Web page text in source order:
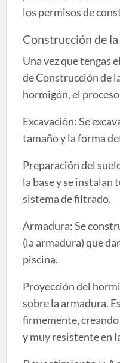
los permisos de
Construcción de
Una vez que tengas
de Construcción de
hormigón, el
Excavación: Se
tamaño y la forma
Preparación del
la base y se instalan
sistema de filtrado.
Armadura: Se
(la armadura) que
piscina.
Proyección del
sobre la armadura.
firmemente,
y muy resistente en